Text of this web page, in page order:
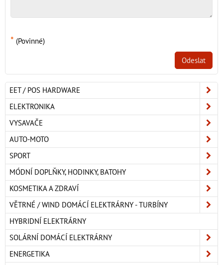
* (Povinné)
Odeslat
EET / POS HARDWARE
ELEKTRONIKA
VYSAVAČE
AUTO-MOTO
SPORT
MÓDNÍ DOPLŇKY, HODINKY, BATOHY
KOSMETIKA A ZDRAVÍ
VĚTRNÉ / WIND DOMÁCÍ ELEKTRÁRNY - TURBÍNY
HYBRIDNÍ ELEKTRÁRNY
SOLÁRNÍ DOMÁCÍ ELEKTRÁRNY
ENERGETIKA